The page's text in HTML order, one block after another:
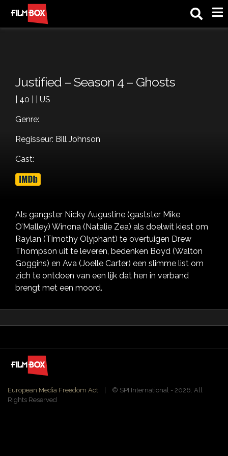
Justified – Season 4 – Ghosts
| 40 | | US
Genre:
Regisseur: Bill Johnson
Cast:
Als gangster Nicky Augustine (gastster Mike
O’Malley) Winona (Natalie Zea) als doelwit kiest om
Raylan (Timothy Olyphant) te overtuigen Drew
Thompson uit te leveren, bedenken Boyd (Walton
Goggins) en Ava (Joelle Carter) een slimme list om
zich te ontdoen van een lijk dat hen in verband
brengt met een moord.
European Media Freedom Act | ©️ SPI International - 2026. All
Rights Reserved